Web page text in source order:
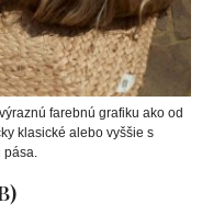
farebnú grafiku ako od
klasické alebo vyššie s